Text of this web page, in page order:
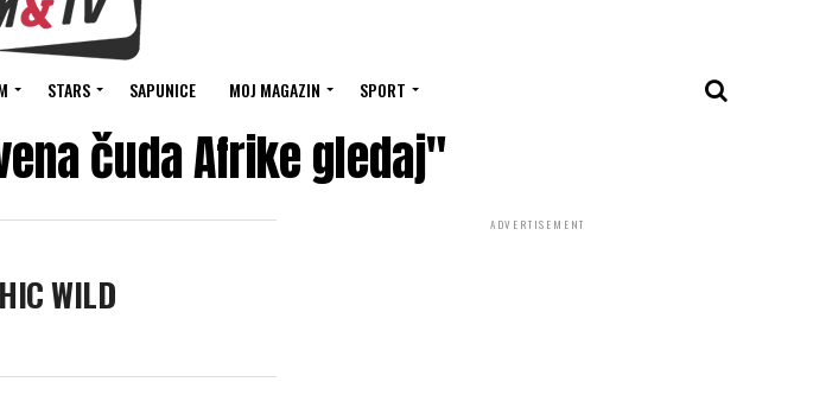
STARS SAPUNICE MOJ MAGAZIN SPORT
čuda Afrike gledaj"
WILD
ADVERTISEMENT